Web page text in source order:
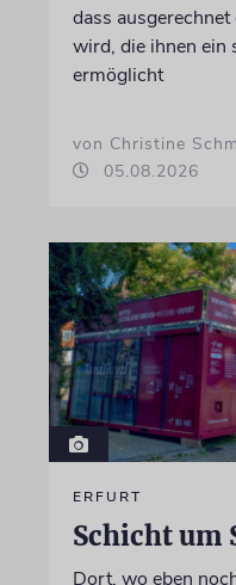
dass
wird, die ihnen ein
ermöglicht
von Christine
05.08.2026
ERFURT
Schicht um
Dort, wo eben